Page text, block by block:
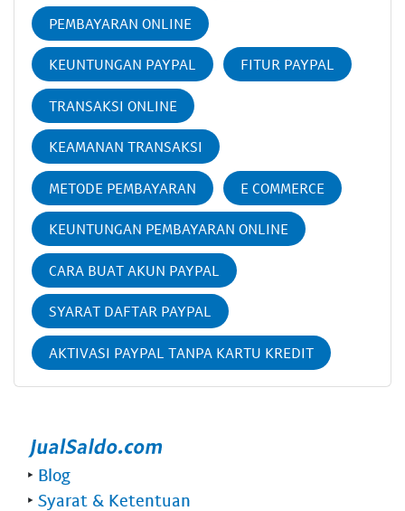
PEMBAYARAN ONLINE
KEUNTUNGAN PAYPAL FITUR PAYPAL
TRANSAKSI ONLINE
KEAMANAN TRANSAKSI
METODE PEMBAYARAN E COMMERCE
KEUNTUNGAN PEMBAYARAN ONLINE
CARA BUAT AKUN PAYPAL
SYARAT DAFTAR PAYPAL
AKTIVASI PAYPAL TANPA KARTU KREDIT
‣ Blog
‣ Syarat & Ketentuan